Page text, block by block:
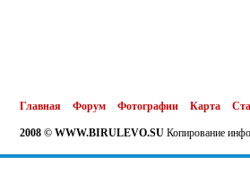
Главная Форум Фотографии Карта
2008 © WWW.BIRULEVO.SU Копирование